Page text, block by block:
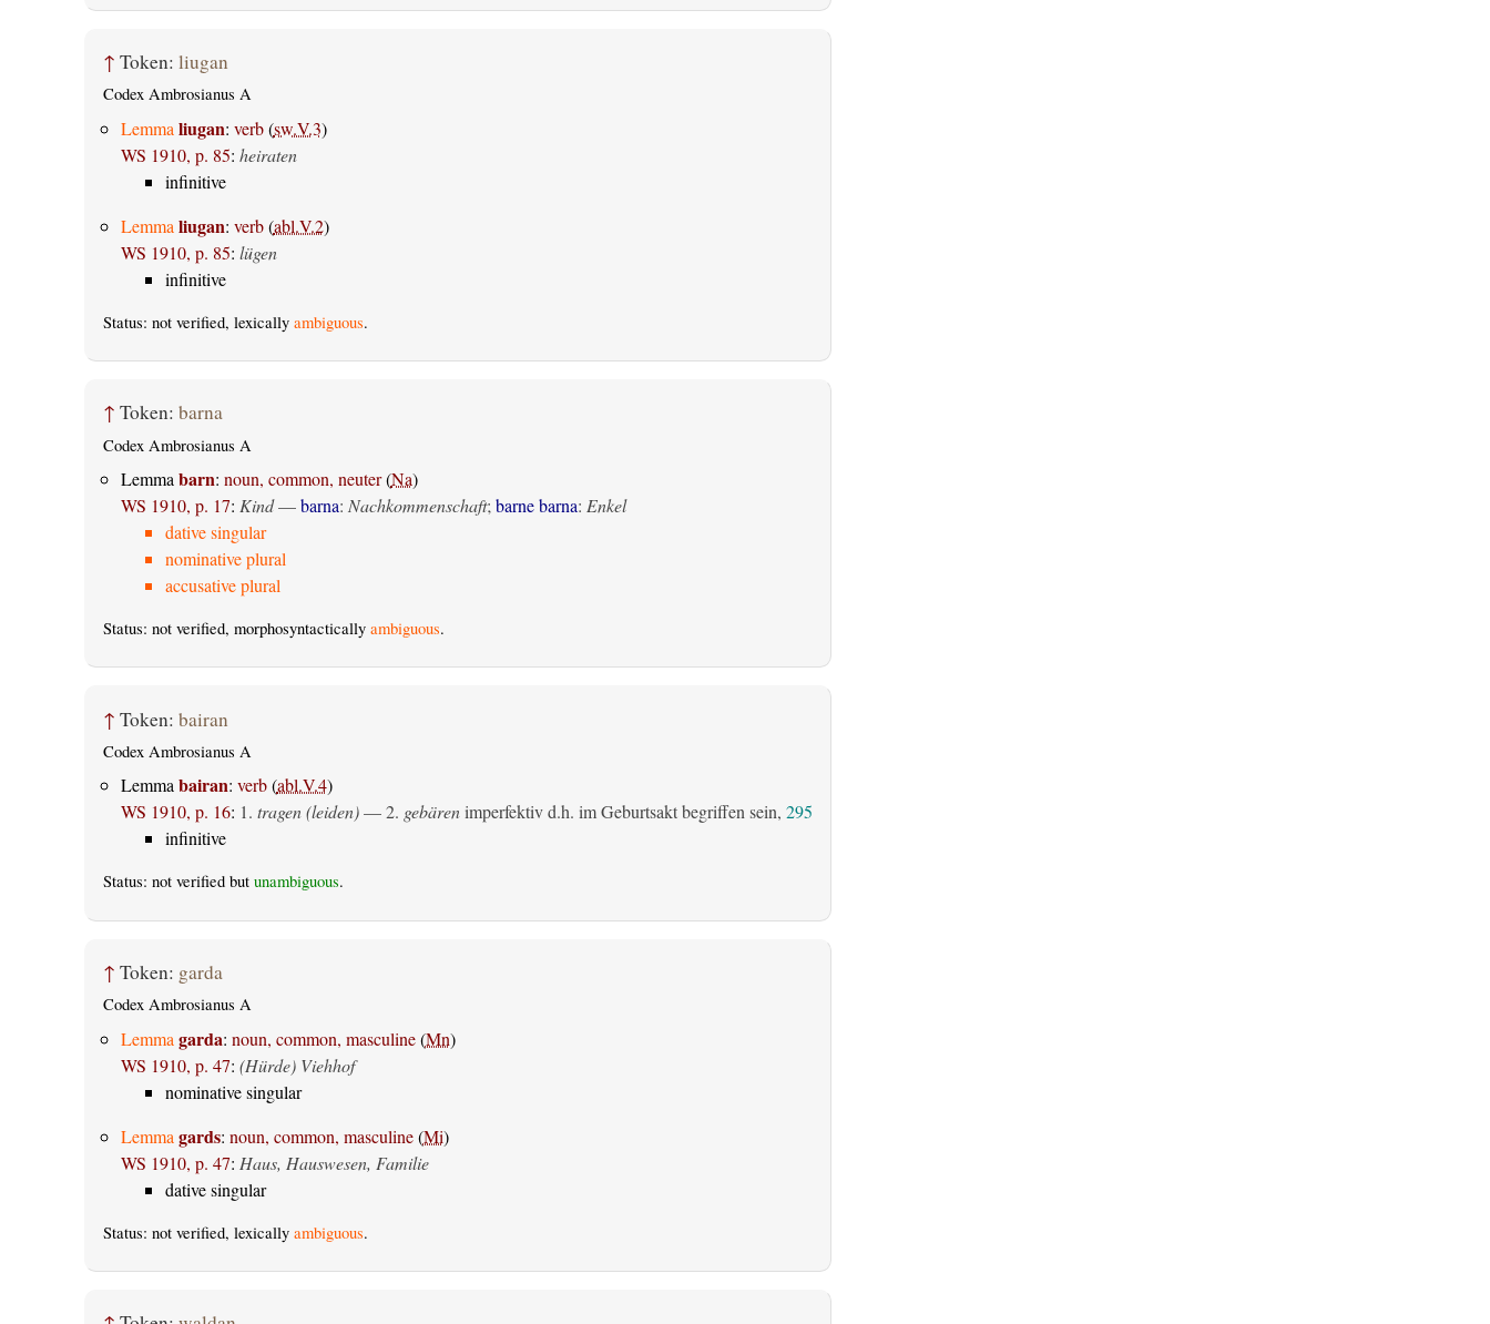
↑ Token: liugan
Codex Ambrosianus A
Lemma liugan: verb(sw.V.3)
WS 1910, p. 85: heiraten
infinitive
Lemma liugan: verb(abl.V.2)
WS 1910, p. 85: lügen
infinitive
Status: not verified, lexically ambiguous.
↑ Token: barna
Codex Ambrosianus A
Lemma barn: noun, common, neuter(Na)
WS 1910, p. 17: Kind—barna: Nachkommenschaft; barne barna: Enkel
dative singular
nominative plural
accusative plural
Status: not verified, morphosyntactically ambiguous.
↑ Token: bairan
Codex Ambrosianus A
Lemmabairan: verb(abl.V.4)
WS 1910, p. 16: 1. tragen (leiden)— 2. gebärenimperfektiv d.h. im Geburtsakt begriffen sein, 295
infinitive
Status: not verified but unambiguous.
↑ Token: garda
Codex Ambrosianus A
Lemma garda: noun, common, masculine(Mn)
WS 1910, p. 47: (Hürde) Viehhof
nominative singular
Lemma gards: noun, common, masculine(Mi)
WS 1910, p. 47: Haus, Hauswesen, Familie
dative singular
Status: not verified, lexically ambiguous.